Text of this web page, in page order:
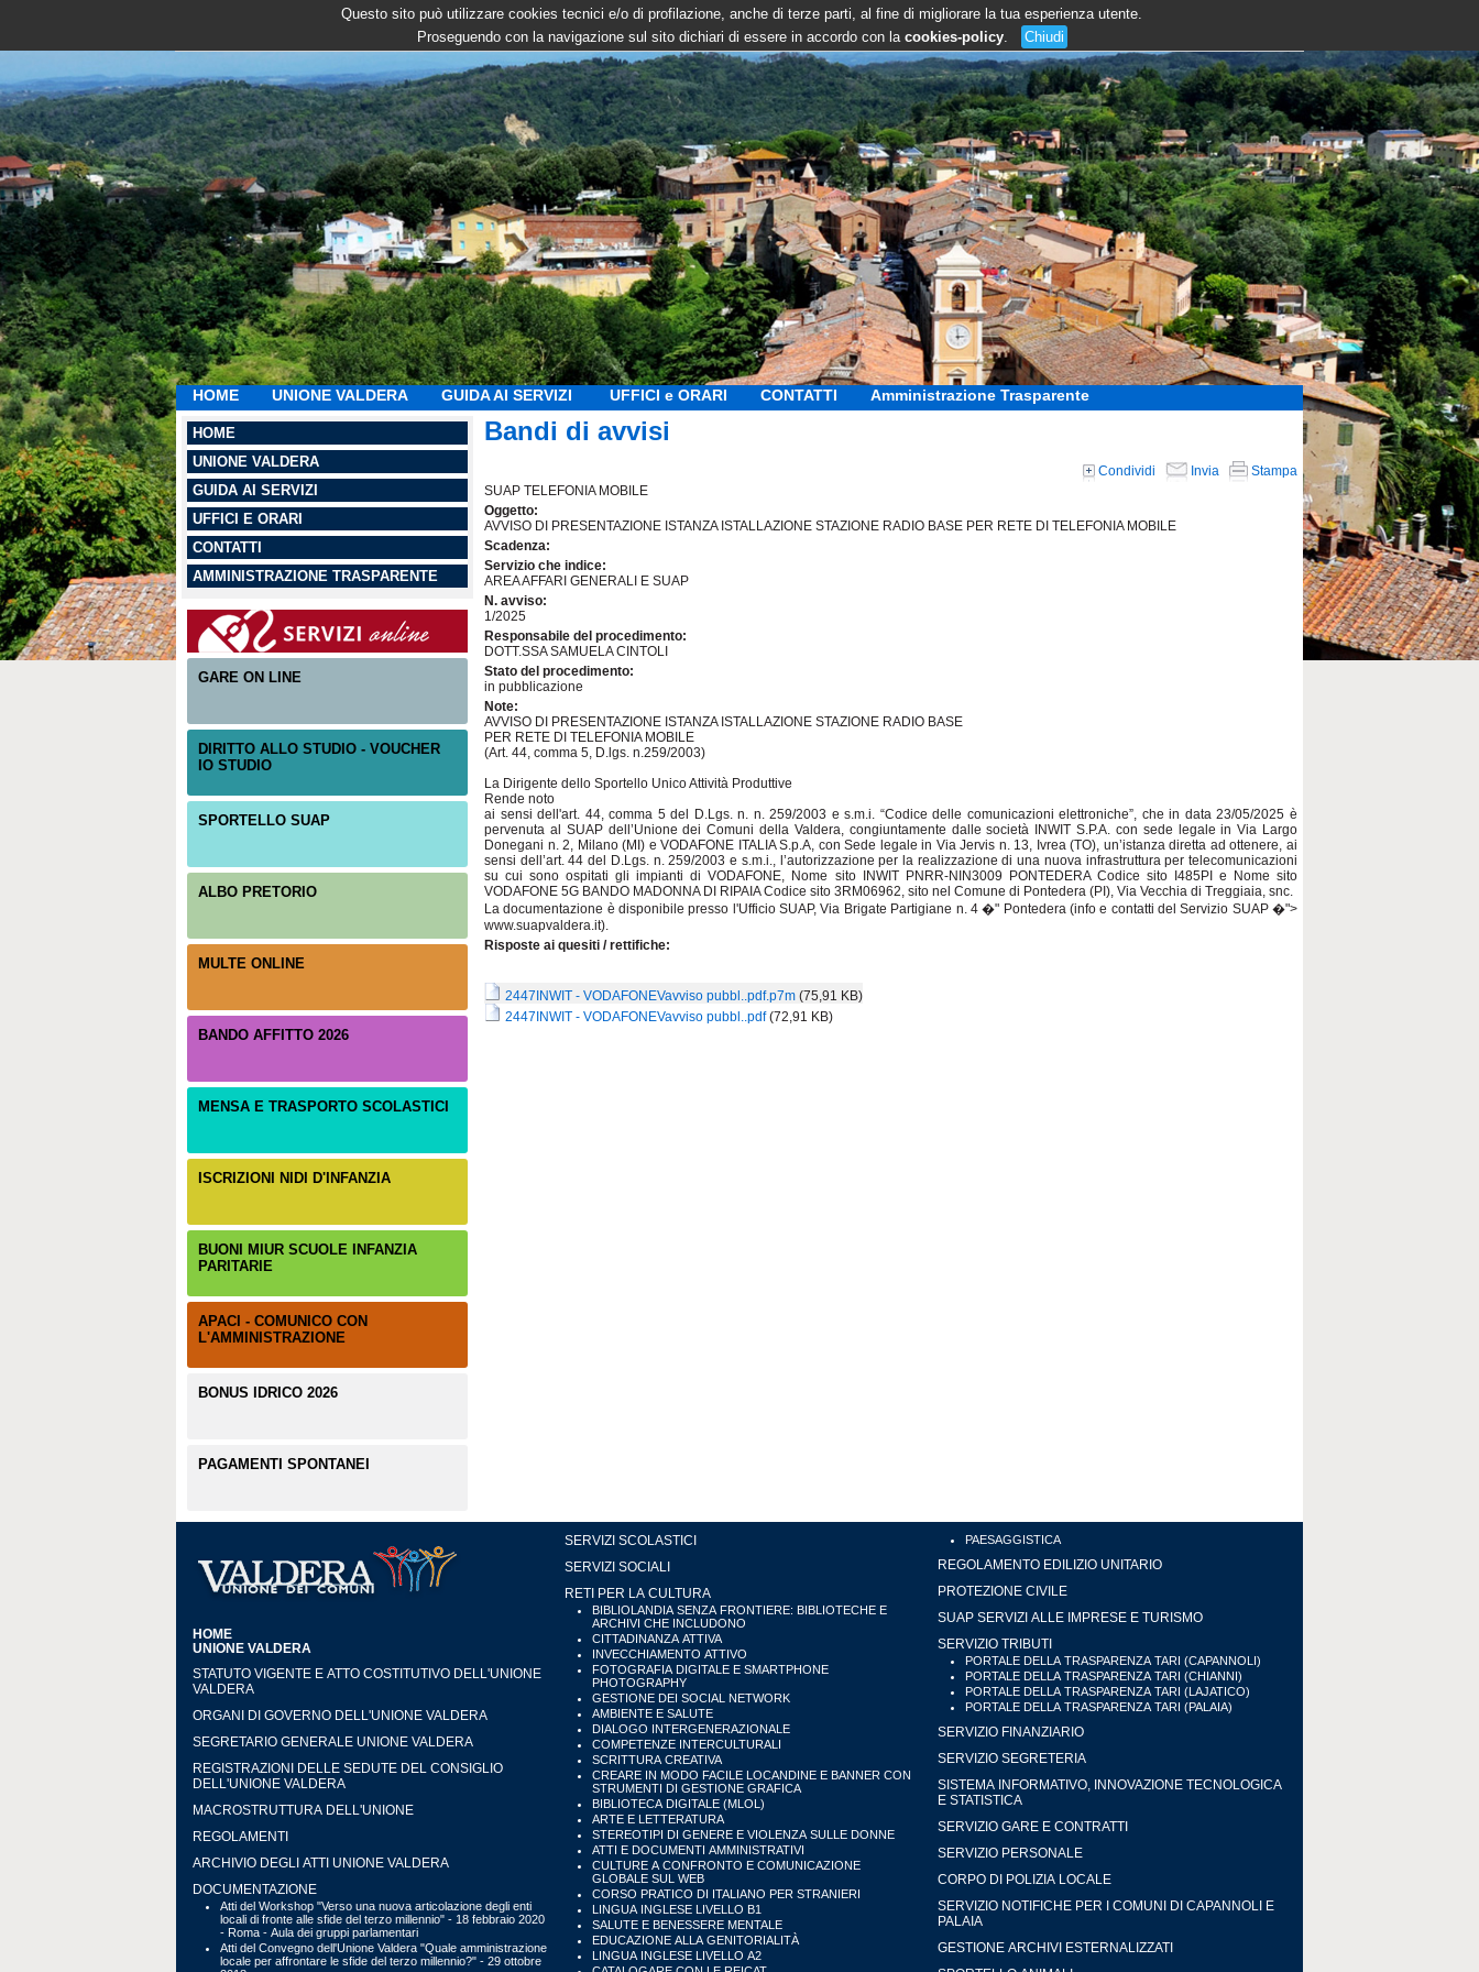
Questo sito può utilizzare cookies tecnici e/o di profilazione, anche di terze parti, al fine di migliorare la tua esperienza utente.
Proseguendo con la navigazione sul sito dichiari di essere in accordo con la cookies-policy. Chiudi
HOME UNIONE VALDERA GUIDA AI SERVIZI UFFICI e ORARI CONTATTI Amministrazione Trasparente
HOME
UNIONE VALDERA
GUIDA AI SERVIZI
UFFICI E ORARI
CONTATTI
AMMINISTRAZIONE TRASPARENTE
Bandi di avvisi
Condividi Invia
Stampa
SUAP TELEFONIA MOBILE
Oggetto:
AVVISO DI PRESENTAZIONE ISTANZA ISTALLAZIONE STAZIONE RADIO BASE PER RETE DI TELEFONIA MOBILE
Scadenza:
Servizio che indice:
AREA AFFARI GENERALI E SUAP
N. avviso:
1/2025
Responsabile del procedimento:
DOTT.SSA SAMUELA CINTOLI
Stato del procedimento:
in pubblicazione
Note:
AVVISO DI PRESENTAZIONE ISTANZA ISTALLAZIONE STAZIONE RADIO BASE
PER RETE DI TELEFONIA MOBILE
(Art. 44, comma 5, D.lgs. n.259/2003)
La Dirigente dello Sportello Unico Attività Produttive
Rende noto
ai sensi dell'art. 44, comma 5 del D.Lgs. n. n. 259/2003 e s.m.i. “Codice delle comunicazioni elettroniche”, che in data 23/05/2025 è
pervenuta al SUAP dell’Unione dei Comuni della Valdera, congiuntamente dalle società INWIT S.P.A. con sede legale in Via Largo
Donegani n. 2, Milano (MI) e VODAFONE ITALIA S.p.A, con Sede legale in Via Jervis n. 13, Ivrea (TO), un’istanza diretta ad ottenere, ai
sensi dell’art. 44 del D.Lgs. n. 259/2003 e s.m.i., l’autorizzazione per la realizzazione di una nuova infrastruttura per telecomunicazioni
su cui sono ospitati gli impianti di VODAFONE, Nome sito INWIT PNRR-NIN3009 PONTEDERA Codice sito I485PI e Nome sito
VODAFONE 5G BANDO MADONNA DI RIPAIA Codice sito 3RM06962, sito nel Comune di Pontedera (PI), Via Vecchia di Treggiaia, snc.
La documentazione è disponibile presso l'Ufficio SUAP, Via Brigate Partigiane n. 4 �" Pontedera (info e contatti del Servizio SUAP �">
www.suapvaldera.it).
Risposte ai quesiti / rettifiche:
2447INWIT - VODAFONEVavviso pubbl..pdf.p7m (75,91 KB)
2447INWIT - VODAFONEVavviso pubbl..pdf (72,91 KB)
GARE ON LINE
DIRITTO ALLO STUDIO - VOUCHER
IO STUDIO
SPORTELLO SUAP
ALBO PRETORIO
MULTE ONLINE
BANDO AFFITTO 2026
MENSA E TRASPORTO SCOLASTICI
ISCRIZIONI NIDI D'INFANZIA
BUONI MIUR SCUOLE INFANZIA
PARITARIE
APACI - COMUNICO CON
L'AMMINISTRAZIONE
BONUS IDRICO 2026
PAGAMENTI SPONTANEI
HOME
UNIONE VALDERA
STATUTO VIGENTE E ATTO COSTITUTIVO DELL'UNIONE
VALDERA
ORGANI DI GOVERNO DELL'UNIONE VALDERA
SEGRETARIO GENERALE UNIONE VALDERA
REGISTRAZIONI DELLE SEDUTE DEL CONSIGLIO
DELL'UNIONE VALDERA
MACROSTRUTTURA DELL'UNIONE
REGOLAMENTI
ARCHIVIO DEGLI ATTI UNIONE VALDERA
DOCUMENTAZIONE
Atti del Workshop "Verso una nuova articolazione degli enti
locali di fronte alle sfide del terzo millennio" - 18 febbraio 2020
- Roma - Aula dei gruppi parlamentari
Atti del Convegno dell'Unione Valdera "Quale amministrazione
locale per affrontare le sfide del terzo millennio?" - 29 ottobre
SERVIZI SCOLASTICI
SERVIZI SOCIALI
RETI PER LA CULTURA
BIBLIOLANDIA SENZA FRONTIERE: BIBLIOTECHE E
ARCHIVI CHE INCLUDONO
CITTADINANZA ATTIVA
INVECCHIAMENTO ATTIVO
FOTOGRAFIA DIGITALE E SMARTPHONE
PHOTOGRAPHY
GESTIONE DEI SOCIAL NETWORK
AMBIENTE E SALUTE
DIALOGO INTERGENERAZIONALE
COMPETENZE INTERCULTURALI
SCRITTURA CREATIVA
CREARE IN MODO FACILE LOCANDINE E BANNER CON
STRUMENTI DI GESTIONE GRAFICA
BIBLIOTECA DIGITALE (MLOL)
ARTE E LETTERATURA
STEREOTIPI DI GENERE E VIOLENZA SULLE DONNE
ATTI E DOCUMENTI AMMINISTRATIVI
CULTURE A CONFRONTO E COMUNICAZIONE
GLOBALE SUL WEB
CORSO PRATICO DI ITALIANO PER STRANIERI
LINGUA INGLESE LIVELLO B1
SALUTE E BENESSERE MENTALE
EDUCAZIONE ALLA GENITORIALITÀ
LINGUA INGLESE LIVELLO A2
PAESAGGISTICA
REGOLAMENTO EDILIZIO UNITARIO
PROTEZIONE CIVILE
SUAP SERVIZI ALLE IMPRESE E TURISMO
SERVIZIO TRIBUTI
PORTALE DELLA TRASPARENZA TARI (CAPANNOLI)
PORTALE DELLA TRASPARENZA TARI (CHIANNI)
PORTALE DELLA TRASPARENZA TARI (LAJATICO)
PORTALE DELLA TRASPARENZA TARI (PALAIA)
SERVIZIO FINANZIARIO
SERVIZIO SEGRETERIA
SISTEMA INFORMATIVO, INNOVAZIONE TECNOLOGICA
E STATISTICA
SERVIZIO GARE E CONTRATTI
SERVIZIO PERSONALE
CORPO DI POLIZIA LOCALE
SERVIZIO NOTIFICHE PER I COMUNI DI CAPANNOLI E
PALAIA
GESTIONE ARCHIVI ESTERNALIZZATI